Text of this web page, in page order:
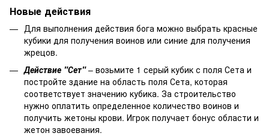
Новые действия
Для выполнения действия бога можно выбрать красные
кубики для получения воинов или синие для получения
жрецов.
Действие "Сет"– возьмите 1 серый кубик с поля Сета и
постройте здание на область поля Сета, которая
соответствует значению кубика. За строительство
нужно оплатить определенное количество воинов и
получить жетоны крови. Игрок получает бонус области и
жетон завоевания.